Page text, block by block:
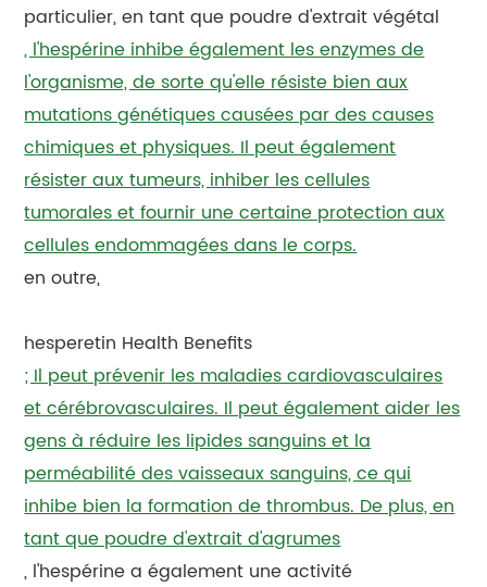
particulier, en tant que poudre d'extrait végétal
, l'hespérine inhibe également les enzymes de
l'organisme, de sorte qu'elle résiste bien aux
mutations génétiques causées par des causes
chimiques et physiques. Il peut également
résister aux tumeurs, inhiber les cellules
tumorales et fournir une certaine protection aux
cellules endommagées dans le corps.
en outre,
hesperetin Health Benefits
; Il peut prévenir les maladies cardiovasculaires
et cérébrovasculaires. Il peut également aider les
gens à réduire les lipides sanguins et la
perméabilité des vaisseaux sanguins, ce qui
inhibe bien la formation de thrombus. De plus, en
tant que poudre d'extrait d'agrumes
, l'hespérine a également une activité